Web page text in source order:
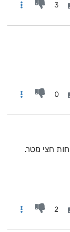
3
0
חצי מטר.
2